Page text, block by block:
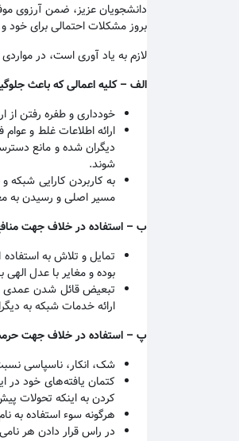
دانشجویان عزیز، ضمن آرزوی
بروز مشکلات احتمالی برای خود
لازم به یاد آوری است، در
الف –کلیه اعمالی که باعث
خودداری و طفره رفتن از
ارائه اطلاعات غلط و
دیگران شده و مانع
شوند.
به کاربردن کارایی
مسیر اصلی و رسیدن به
ب– استفاده در خلاف جهت
تمایل و تلاش به
بوده و مغایر با عدل
تبعیض قائل شدن عمدی
ارائه خدمات شبکه به
پ – استفاده در خلاف جهت
شک، انکار، ناسپاسی
کتمان یافته‌های خود در
کردن به اینکه تحولات
هرگونه سوء استفاده به
در راس قرار دادن هر